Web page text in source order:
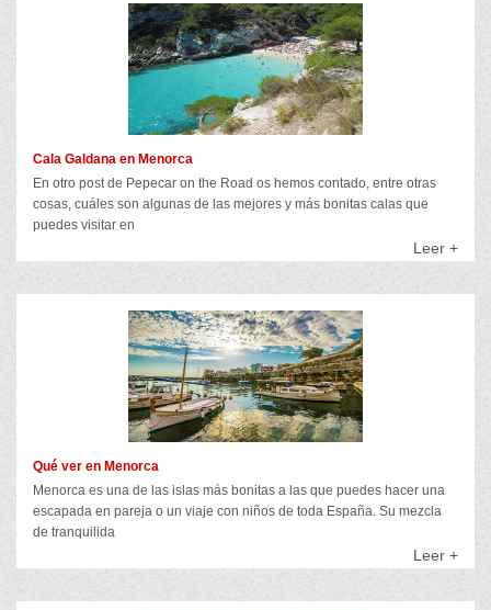
Cala Galdana en Menorca
En otro post de Pepecar on the Road os hemos contado, entre otras
cosas, cuáles son algunas de las mejores y más bonitas calas que
puedes visitar en
Leer +
Qué ver en Menorca
Menorca es una de las islas más bonitas a las que puedes hacer una
escapada en pareja o un viaje con niños de toda España. Su mezcla
de tranquilida
Leer +